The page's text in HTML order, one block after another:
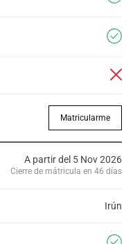
Matricularme
A partir del 5 Nov 2026
Cierre de mátricula en 46 días
Irún